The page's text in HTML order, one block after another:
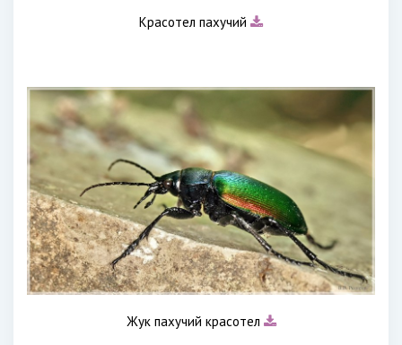
Красотел пахучий
Жук пахучий красотел